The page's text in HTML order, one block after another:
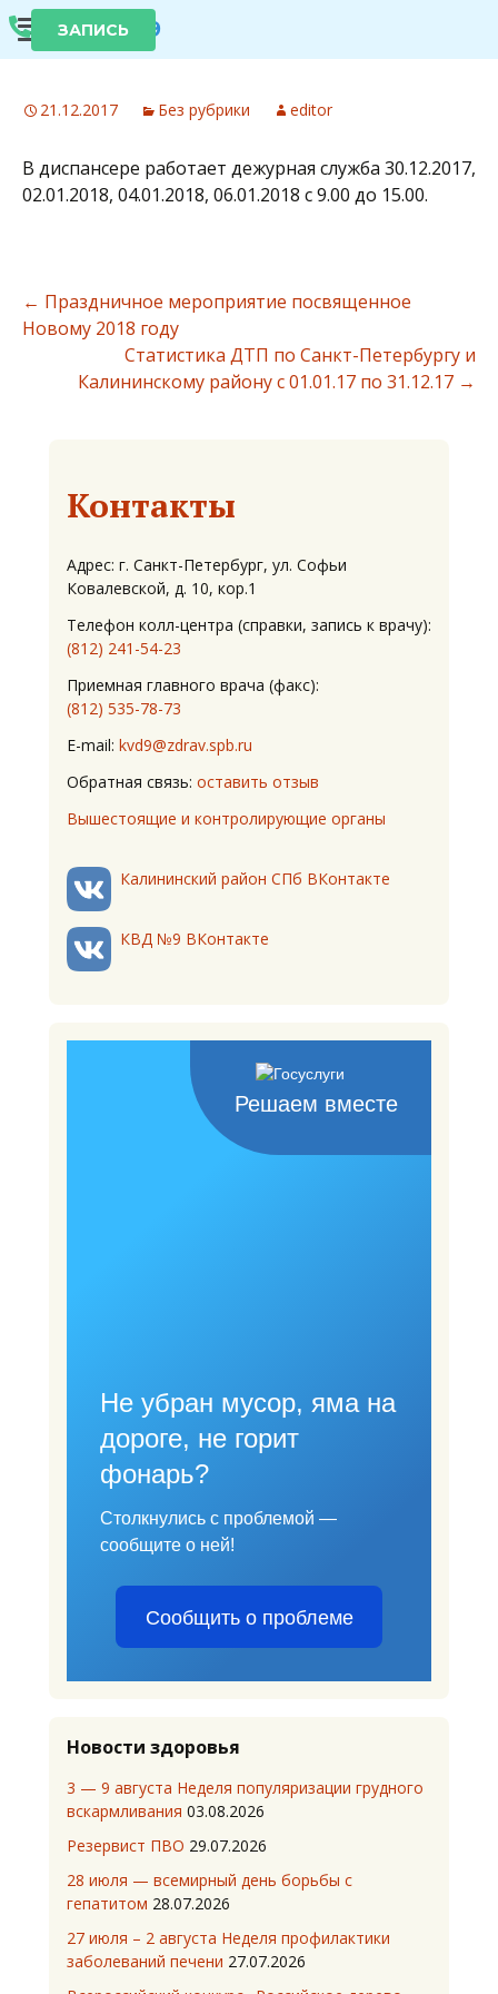
КВД №9
ЗАПИСЬ
21.12.2017 Без рубрики editor
В диспансере работает дежурная служба 30.12.2017,
02.01.2018, 04.01.2018, 06.01.2018 с 9.00 до 15.00.
← Праздничное мероприятие посвященное
Новому 2018 году
Статистика ДТП по Санкт-Петербургу и
Калининскому району с 01.01.17 по 31.12.17 →
Контакты
Адрес: г. Санкт-Петербург, ул. Софьи
Ковалевской, д. 10, кор.1
Телефон колл-центра (справки, запись к врачу):
(812) 241-54-23
Приемная главного врача (факс):
(812) 535-78-73
E-mail: kvd9@zdrav.spb.ru
Обратная связь: оставить отзыв
Вышестоящие и контролирующие органы
Калининский район СПб ВКонтакте
КВД №9 ВКонтакте
Решаем вместе
Не убран мусор, яма на
дороге, не горит
фонарь?
Столкнулись с проблемой —
сообщите о ней!
Сообщить о проблеме
Новости здоровья
3 — 9 августа Неделя популяризации грудного
вскармливания 03.08.2026
Резервист ПВО 29.07.2026
28 июля — всемирный день борьбы с
гепатитом 28.07.2026
27 июля – 2 августа Неделя профилактики
заболеваний печени 27.07.2026